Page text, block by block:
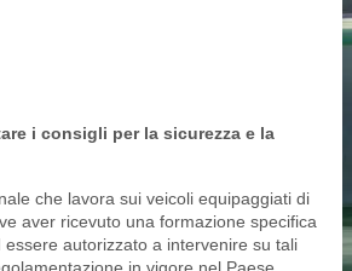
i consigli per la sicurezza e la
che lavora sui veicoli equipaggiati di
aver ricevuto una formazione specifica
essere autorizzato a intervenire su tali
in vigore nel Paese